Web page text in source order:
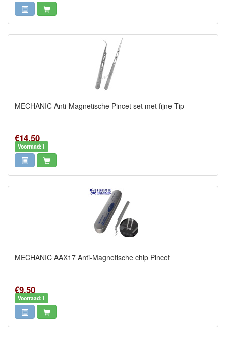
MECHANIC Anti-Magnetische Pincet set met fijne Tip
€14,50
Voorraad:1
MECHANIC AAX17 Anti-Magnetische chip Pincet
€9,50
Voorraad:1